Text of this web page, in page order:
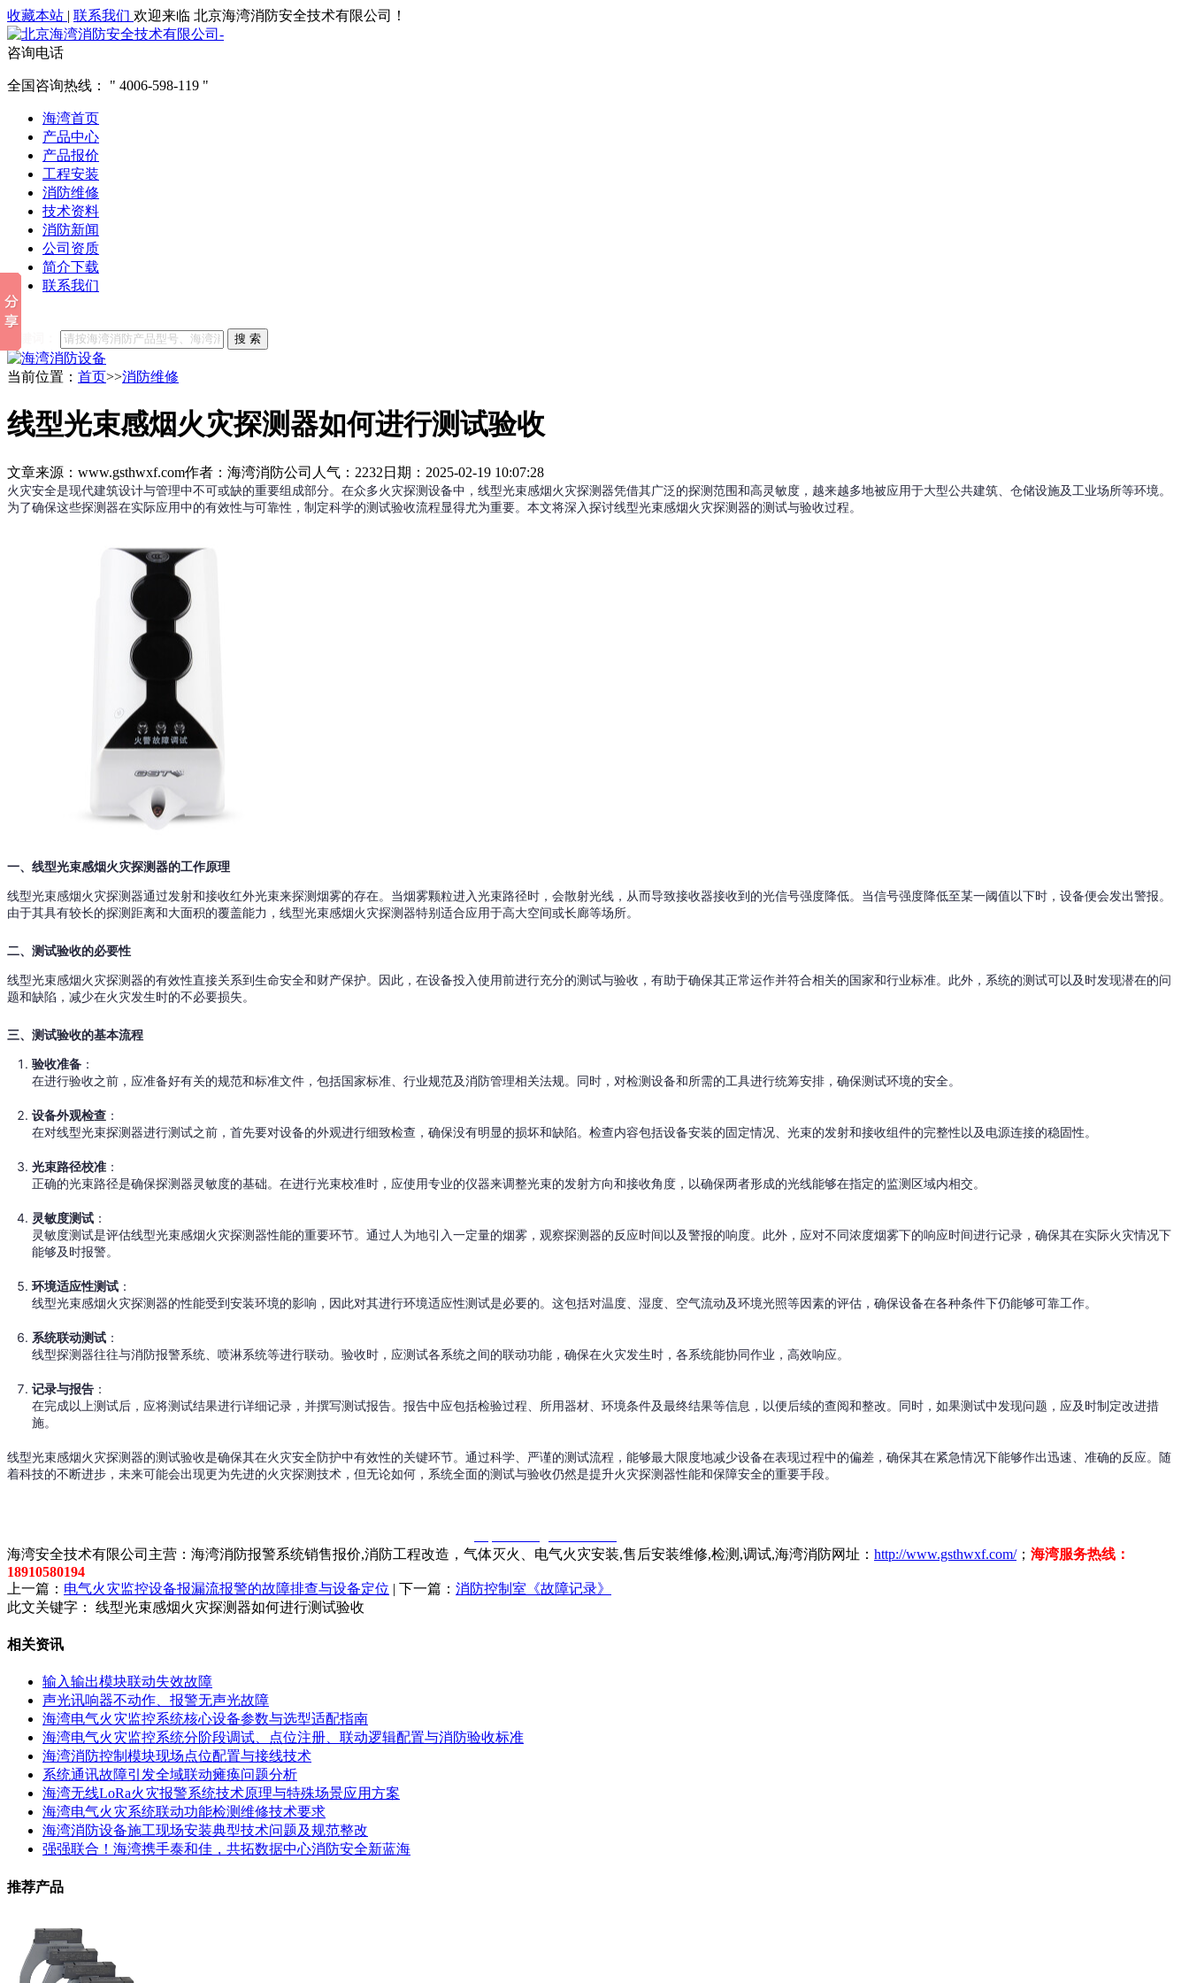
收藏本站 | 联系我们 欢迎来临 北京海湾消防安全技术有限公司！
咨询电话
全国咨询热线： 4006-598-119
海湾首页
产品中心
产品报价
工程安装
消防维修
技术资料
消防新闻
公司资质
简介下载
联系我们
他们都在搜索:
搜 索
当前位置： 首页>>消防维修
线型光束感烟火灾探测器如何进行测试验收
文章来源：www.gsthwxf.com作者：海湾消防公司 人气：2232 日期：2025-02-19 10:07:28
火灾安全是现代建筑设计与管理中不可或缺的重要组成部分。在众多火灾探测设备中，线型光束感烟火灾探测器凭借其广泛的探测范围和高灵敏度，越来越多地被应用于大型公共建筑、仓储设施及工业场所等环境。
为了确保这些探测器在实际应用中的有效性与可靠性，制定科学的测试验收流程显得尤为重要。本文将深入探讨线型光束感烟火灾探测器的测试与验收过程。
一、线型光束感烟火灾探测器的工作原理
线型光束感烟火灾探测器通过发射和接收红外光束来探测烟雾的存在。当烟雾颗粒进入光束路径时，会散射光线，从而导致接收器接收到的光信号强度降低。当信号强度降低至某一阈值以下时，设备便会发出警报。
由于其具有较长的探测距离和大面积的覆盖能力，线型光束感烟火灾探测器特别适合应用于高大空间或长廊等场所。
二、测试验收的必要性
线型光束感烟火灾探测器的有效性直接关系到生命安全和财产保护。因此，在设备投入使用前进行充分的测试与验收，有助于确保其正常运作并符合相关的国家和行业标准。此外，系统的测试可以及时发现潜在的问
题和缺陷，减少在火灾发生时的不必要损失。
三、测试验收的基本流程
验收准备 ：
在进行验收之前，应准备好有关的规范和标准文件，包括国家标准、行业规范及消防管理相关法规。同时，对检测设备和所需的工具进行统筹安排，确保测试环境的安全。
设备外观检查 ：
在对线型光束探测器进行测试之前，首先要对设备的外观进行细致检查，确保没有明显的损坏和缺陷。检查内容包括设备安装的固定情况、光束的发射和接收组件的完整性以及电源连接的稳固性。
光束路径校准 ：
正确的光束路径是确保探测器灵敏度的基础。在进行光束校准时，应使用专业的仪器来调整光束的发射方向和接收角度，以确保两者形成的光线能够在指定的监测区域内相交。
灵敏度测试 ：
灵敏度测试是评估线型光束感烟火灾探测器性能的重要环节。通过人为地引入一定量的烟雾，观察探测器的反应时间以及警报的响度。此外，应对不同浓度烟雾下的响应时间进行记录，确保其在实际火灾情况下
能够及时报警。
环境适应性测试 ：
线型光束感烟火灾探测器的性能受到安装环境的影响，因此对其进行环境适应性测试是必要的。这包括对温度、湿度、空气流动及环境光照等因素的评估，确保设备在各种条件下仍能够可靠工作。
系统联动测试 ：
线型探测器往往与消防报警系统、喷淋系统等进行联动。验收时，应测试各系统之间的联动功能，确保在火灾发生时，各系统能协同作业，高效响应。
记录与报告 ：
在完成以上测试后，应将测试结果进行详细记录，并撰写测试报告。报告中应包括检验过程、所用器材、环境条件及最终结果等信息，以便后续的查阅和整改。同时，如果测试中发现问题，应及时制定改进措
施。
线型光束感烟火灾探测器的测试验收是确保其在火灾安全防护中有效性的关键环节。通过科学、严谨的测试流程，能够最大限度地减少设备在表现过程中的偏差，确保其在紧急情况下能够作出迅速、准确的反应。随
着科技的不断进步，未来可能会出现更为先进的火灾探测技术，但无论如何，系统全面的测试与验收仍然是提升火灾探测器性能和保障安全的重要手段。
海湾安全技术有限公司主营：海湾消防报警系统销售报价,消防工程改造，气体灭火、电气火灾安装,售后安装维修,检测,调试,海湾消防网址： http://www.gsthwxf.com/； 海湾服务热线：
18910580194
上一篇： 电气火灾监控设备报漏流报警的故障排查与设备定位 | 下一篇： 消防控制室《故障记录》
此文关键字：
线型光束感烟火灾探测器如何进行测试验收
相关资讯
输入输出模块联动失效故障
声光讯响器不动作、报警无声光故障
海湾电气火灾监控系统核心设备参数与选型适配指南
海湾电气火灾监控系统分阶段调试、点位注册、联动逻辑配置与消防验收标准
海湾消防控制模块现场点位配置与接线技术
系统通讯故障引发全域联动瘫痪问题分析
海湾无线LoRa火灾报警系统技术原理与特殊场景应用方案
海湾电气火灾系统联动功能检测维修技术要求
海湾消防设备施工现场安装典型技术问题及规范整改
强强联合！海湾携手泰和佳，共拓数据中心消防安全新蓝海
推荐产品